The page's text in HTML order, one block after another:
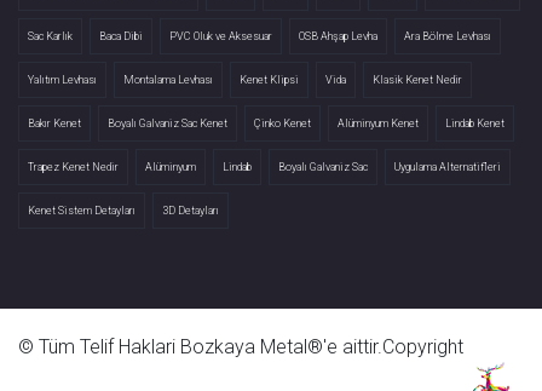
Sac Karlık Baca Dibi PVC Oluk ve Aksesuar OSB Ahşap Levha Ara Bölme Levhası
Yalıtım Levhası Montalama Levhası Kenet Klipsi Vida Klasik Kenet Nedir
Bakır Kenet Boyalı Galvaniz Sac Kenet Çinko Kenet Alüminyum Kenet Lindab Kenet
Trapez Kenet Nedir Alüminyum Lindab Boyalı Galvaniz Sac Uygulama Alternatifleri
Kenet Sistem Detayları 3D Detayları
© Tüm Telif Haklari Bozkaya Metal®'e aittir.Copyright